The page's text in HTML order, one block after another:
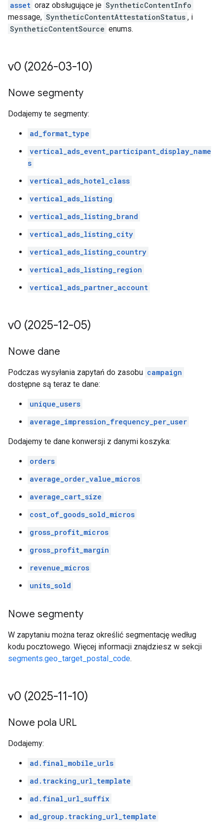
asset oraz obsługujące je SyntheticContentInfo
message, SyntheticContentAttestationStatus , i
SyntheticContentSource enums.
v0 (2026-03-10)
Nowe segmenty
Dodajemy te segmenty:
ad_format_type
vertical_ads_event_participant_display_name
s
vertical_ads_hotel_class
vertical_ads_listing
vertical_ads_listing_brand
vertical_ads_listing_city
vertical_ads_listing_country
vertical_ads_listing_region
vertical_ads_partner_account
v0 (2025-12-05)
Nowe dane
Podczas wysyłania zapytań do zasobu campaign
dostępne są teraz te dane:
unique_users
average_impression_frequency_per_user
Dodajemy te dane konwersji z danymi koszyka:
orders
average_order_value_micros
average_cart_size
cost_of_goods_sold_micros
gross_profit_micros
gross_profit_margin
revenue_micros
units_sold
Nowe segmenty
W zapytaniu można teraz określić segmentację według
kodu pocztowego. Więcej informacji znajdziesz w sekcji
segments.geo_target_postal_code.
v0 (2025-11-10)
Nowe pola URL
Dodajemy:
ad.final_mobile_urls
ad.tracking_url_template
ad.final_url_suffix
ad_group.tracking_url_template